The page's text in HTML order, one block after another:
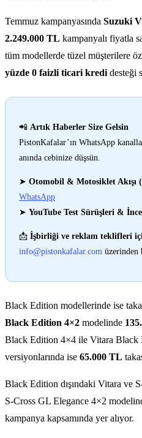
Temmuz kampanyasında Suzuki
2.249.000 TL kampanyalı fiyatla
tüm modellerde tüzel müşterilere
yüzde 0 faizli ticari kredi desteği
📲 Artık Haberler Size Gelsin
PistonKafalar’ın WhatsApp
anında cebinize düşsün.
➤ Otomobil & Motosiklet Akışı
WhatsApp
➤ YouTube Test Sürüşleri &
📩 İşbirliği ve reklam teklifleri
info@pistonkafalar.com üzerinden
Black Edition modellerinde ise
Black Edition 4×2 modelinde
Black Edition 4×4 ile Vitara Black
versiyonlarında ise 65.000 TL
Black Edition dışındaki Vitara ve
S-Cross GL Elegance 4×2
kampanya kapsamında yer alıyor.